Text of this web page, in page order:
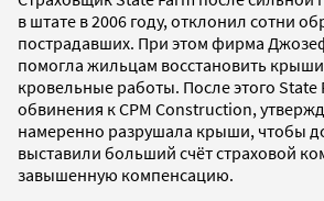
в штате в 2006 году, отклонил сотни
пострадавших. При этом фирма
помогла жильцам восстановить
кровельные работы. После этого
обвинения к CPM Construction,
намеренно разрушала крыши, чтобы
выставили больший счёт страховой
завышенную компенсацию.